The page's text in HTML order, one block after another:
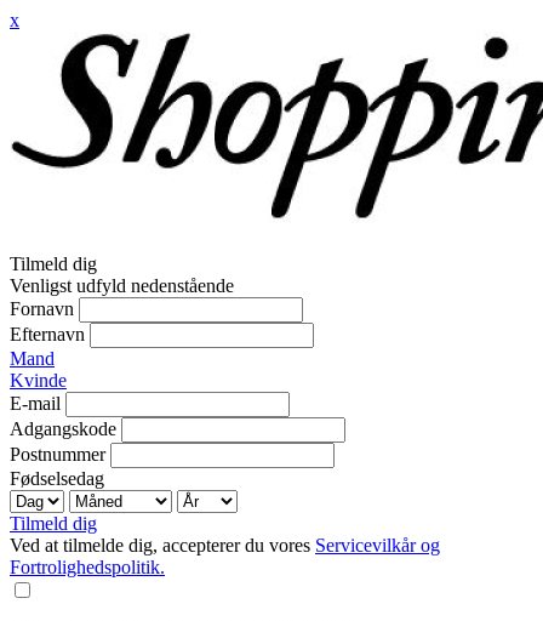
x
Tilmeld dig
Venligst udfyld nedenstående
Fornavn
Efternavn
Mand
Kvinde
E-mail
Adgangskode
Postnummer
Fødselsedag
Tilmeld dig
Ved at tilmelde dig, accepterer du vores Servicevilkår og
Fortrolighedspolitik.